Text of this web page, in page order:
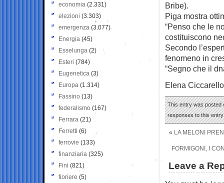
Bribe).
Piga mostra
“Penso che le
costituiscono
Secondo
fenomeno in
“Segno che il
Elena Ciccarello
This entry was posted
responses to this
« LA MELONI
FORMIGONI, I
Leave a
economia (2.331)
elezioni (3.303)
emergenza (3.077)
Energia (45)
Esselunga (2)
Esteri (784)
Eugenetica (3)
Europa (1.314)
Fassino (13)
federalismo (167)
Ferrara (21)
Ferretti (6)
ferrovie (133)
finanziaria (325)
Fini (821)
fioriere (5)